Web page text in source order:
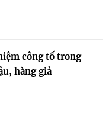
công tố trong
hàng giả